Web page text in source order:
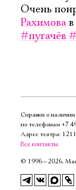
Очень
Рахимова
#пугачёв
Справки о
по телефонам +7
Адрес театра:
Все контакты
© 1996—2026,